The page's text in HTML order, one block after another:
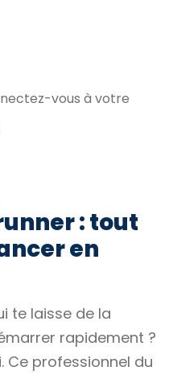
vous à votre
: tout
en
te laisse de la
rapidement ?
Ce professionnel du